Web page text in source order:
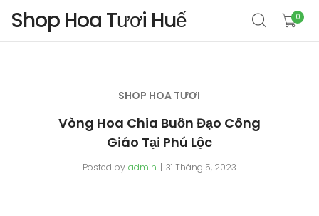
Shop Hoa Tươi Huế 0
SHOP HOA TƯƠI
Vòng Hoa Chia Buồn Đạo Công
Giáo Tại Phú Lộc
Posted by admin 31 Tháng 5, 2023